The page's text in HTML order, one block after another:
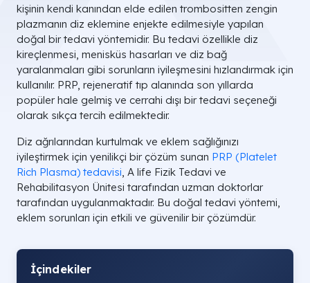
kişinin kendi kanından elde edilen trombositten zengin
plazmanın diz eklemine enjekte edilmesiyle yapılan
doğal bir tedavi yöntemidir. Bu tedavi özellikle diz
kireçlenmesi, menisküs hasarları ve diz bağ
yaralanmaları gibi sorunların iyileşmesini hızlandırmak için
kullanılır. PRP, rejeneratif tıp alanında son yıllarda
popüler hale gelmiş ve cerrahi dışı bir tedavi seçeneği
olarak sıkça tercih edilmektedir.
Diz ağrılarından kurtulmak ve eklem sağlığınızı
iyileştirmek için yenilikçi bir çözüm sunan PRP (Platelet
Rich Plasma) tedavisi, A life Fizik Tedavi ve
Rehabilitasyon Ünitesi tarafından uzman doktorlar
tarafından uygulanmaktadır. Bu doğal tedavi yöntemi,
eklem sorunları için etkili ve güvenilir bir çözümdür.
İçindekiler